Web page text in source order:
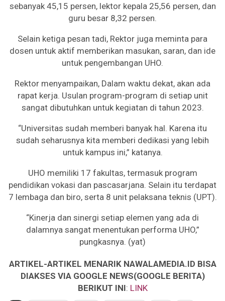
sebanyak 45,15 persen, lektor kepala 25,56 persen, dan
guru besar 8,32 persen.
Selain ketiga pesan tadi, Rektor juga meminta para
dosen untuk aktif memberikan masukan, saran, dan ide
untuk pengembangan UHO.
Rektor menyampaikan, Dalam waktu dekat, akan ada
rapat kerja. Usulan program-program di setiap unit
sangat dibutuhkan untuk kegiatan di tahun 2023.
“Universitas sudah memberi banyak hal. Karena itu
sudah seharusnya kita memberi dedikasi yang lebih
untuk kampus ini,” katanya.
UHO memiliki 17 fakultas, termasuk program
pendidikan vokasi dan pascasarjana. Selain itu terdapat
7 lembaga dan biro, serta 8 unit pelaksana teknis (UPT).
“Kinerja dan sinergi setiap elemen yang ada di
dalamnya sangat menentukan performa UHO,”
pungkasnya. (yat)
ARTIKEL-ARTIKEL MENARIK NAWALAMEDIA.ID BISA
DIAKSES VIA GOOGLE NEWS(GOOGLE BERITA)
BERIKUT INI: LINK